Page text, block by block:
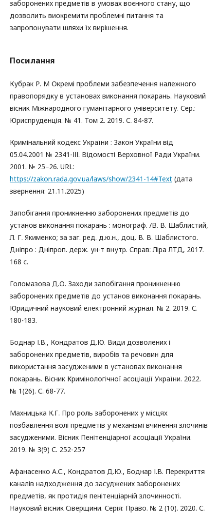
заборонених предметів в умовах воєнного стану, що
дозволить виокремити проблемні питання та
запропонувати шляхи їх вирішення.
Посилання
Кубрак Р. М Окремі проблеми забезпечення належного
правопорядку в установах виконання покарань. Науковий
вісник Міжнародного гуманітарного університету. Сер.:
Юриспруденція. № 41. Том 2. 2019. С. 84-87.
Кримінальний кодекс України : Закон України від
05.04.2001 № 2341-ІІІ. Відомості Верховної Ради України.
2001. № 25–26. URL:
https://zakon.rada.gov.ua/laws/show/2341-14#Text (дата
звернення: 21.11.2025)
Запобігання проникненню заборонених предметів до
установ виконання покарань : монограф. /В. В. Шаблистий,
Л. Г. Якименко; за заг. ред. д.ю.н., доц. В. В. Шаблистого.
Дніпро : Дніпроп. держ. ун-т внутр. Справ: Ліра ЛТД, 2017.
168 с.
Голомазова Д.О. Заходи запобігання проникненню
заборонених предметів до установ виконання покарань.
Юридичний науковий електронний журнал. № 2. 2019. С.
180-183.
Боднар І.В., Кондратов Д.Ю. Види дозволених і
заборонених предметів, виробів та речовин для
використання засудженими в установах виконання
покарань. Вісник Кримінологічної асоціації України. 2022.
№ 1(26). С. 68-77.
Махницька К.Г. Про роль заборонених у місцях
позбавлення волі предметів у механізмі вчинення злочинів
засудженими. Вісник Пенітенціарної асоціації України.
2019. № 3(9) С. 252-257
Афанасенко А.С., Кондратов Д.Ю., Боднар І.В. Перекриття
каналів надходження до засуджених заборонених
предметів, як протидія пенітенціарній злочинності.
Науковий вісник Сіверщини. Серія: Право. № 2 (10). 2020. С.